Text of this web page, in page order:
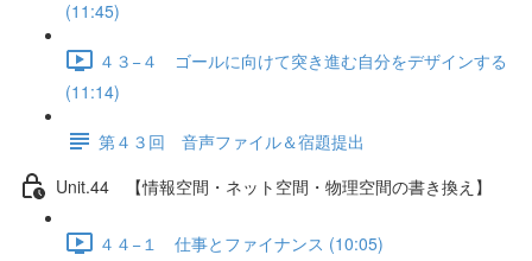
(11:45)
４３−４ ゴールに向けて突き進む自分をデザインする
(11:14)
第４３回 音声ファイル＆宿題提出
Unit.44 【情報空間・ネット空間・物理空間の書き換え】
４４−１ 仕事とファイナンス (10:05)